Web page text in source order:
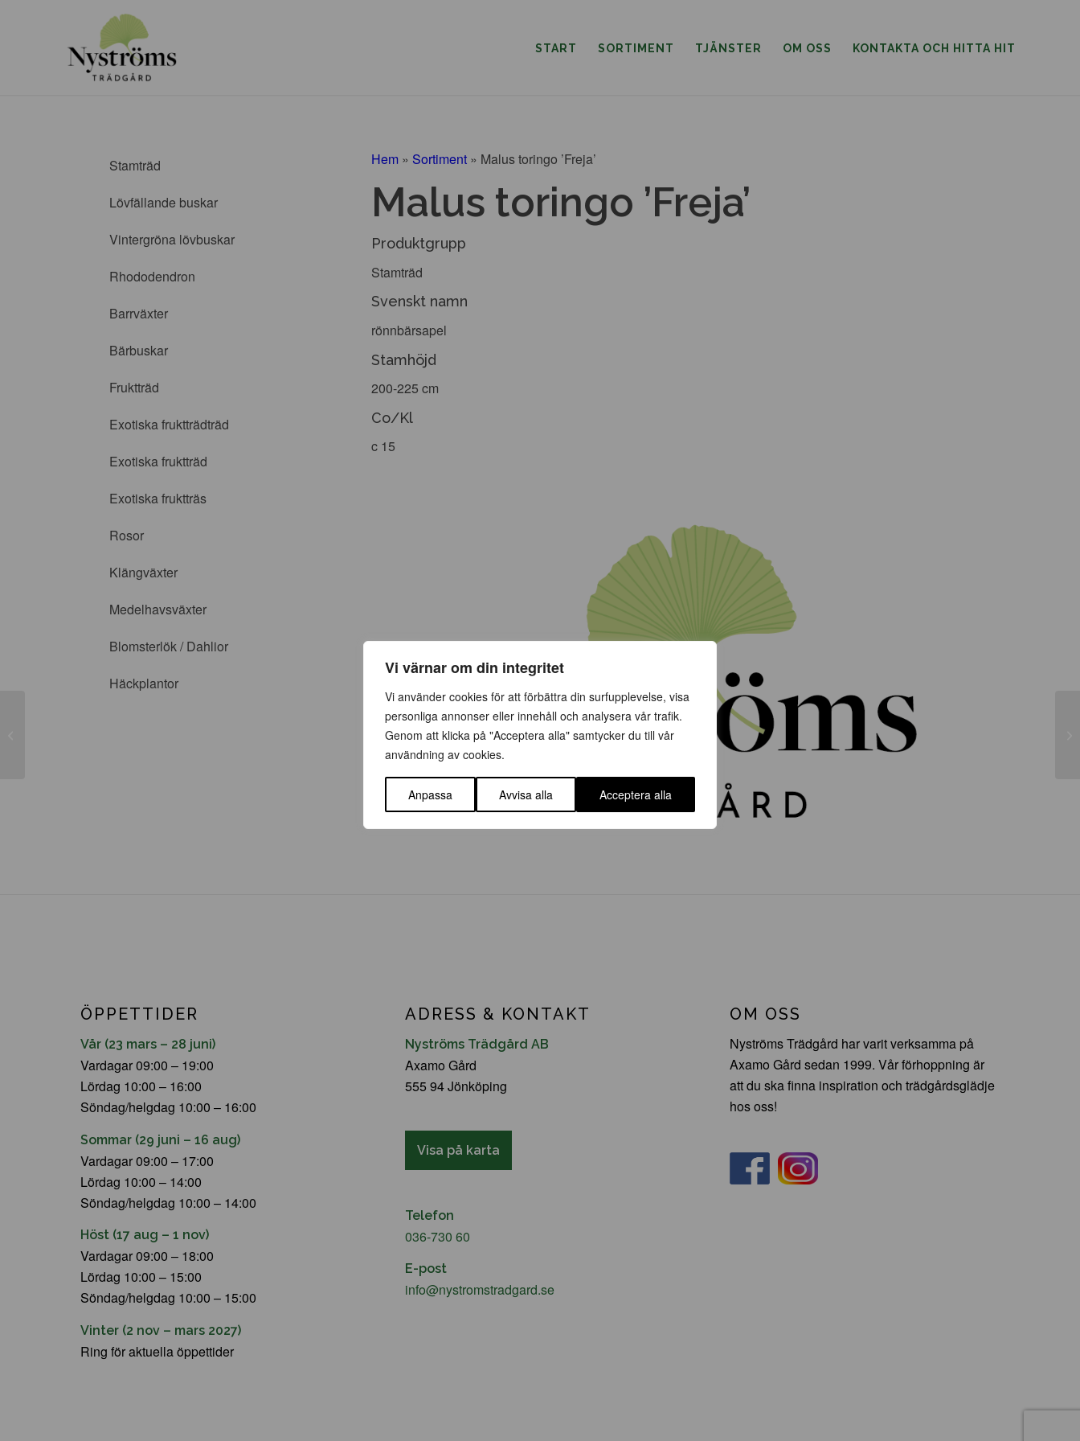
Vi värnar om din integritet
Vi använder cookies för att förbättra din surfupplevelse, visa
personliga annonser eller innehåll och analysera vår trafik.
Genom att klicka på "Acceptera alla" samtycker du till vår
användning av cookies.
Anpassa Avvisa alla Acceptera alla
START SORTIMENT TJÄNSTER OM OSS KONTAKTA OCH HITTA HIT
Stamträd
Lövfällande buskar
Vintergröna lövbuskar
Rhododendron
Barrväxter
Bärbuskar
Fruktträd
Exotiska fruktträdträd
Exotiska fruktträd
Exotiska fruktträs
Rosor
Klängväxter
Medelhavsväxter
Blomsterlök / Dahlior
Häckplantor
Hem » Sortiment » Malus toringo ’Freja’
Malus toringo ’Freja’
Produktgrupp
Stamträd
Svenskt namn
rönnbärsapel
Stamhöjd
200-225 cm
Co/Kl
c 15
ÖPPETTIDER
Vår (23 mars – 28 juni)
Vardagar 09:00 – 19:00
Lördag 10:00 – 16:00
Söndag/helgdag 10:00 – 16:00
Sommar (29 juni – 16 aug)
Vardagar 09:00 – 17:00
Lördag 10:00 – 14:00
Söndag/helgdag 10:00 – 14:00
Höst (17 aug – 1 nov)
Vardagar 09:00 – 18:00
Lördag 10:00 – 15:00
Söndag/helgdag 10:00 – 15:00
Vinter (2 nov – mars 2027)
Ring för aktuella öppettider
ADRESS & KONTAKT
Nyströms Trädgård AB
Axamo Gård
555 94 Jönköping
Visa på karta
Telefon
036-730 60
E-post
info@nystromstradgard.se
OM OSS
Nyströms Trädgård har varit verksamma på
Axamo Gård sedan 1999. Vår förhoppning är
att du ska finna inspiration och trädgårdsglädje
hos oss!